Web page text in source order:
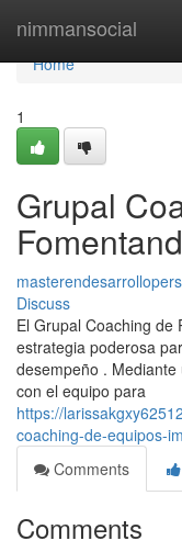
nimmansocial
Home
Home
1
Grupal
Discuss
El Grupal Coaching de
estrategia poderosa
desempeño .
con el equipo para
https://
coaching-de-equipos-
Comments
Comments